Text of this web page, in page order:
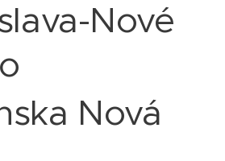
Nové
Nová